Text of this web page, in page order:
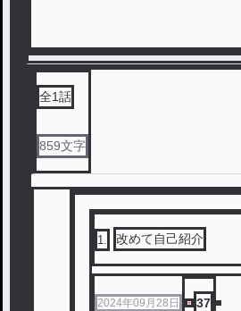
全1話
859文字
1 改めて自己紹介
2024年09月28日 37